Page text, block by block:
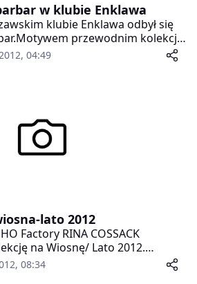
w klubie Enklawa
klubie Enklawa odbył się
przewodnim kolekcji
oraz geometryczne printy.
podobały się słodkie,
04:49
lato 2012
Factory RINA COSSACK
na Wiosnę/ Lato 2012.
soczystymi kolorami i
oplatającymi sylwetkę.
08:34